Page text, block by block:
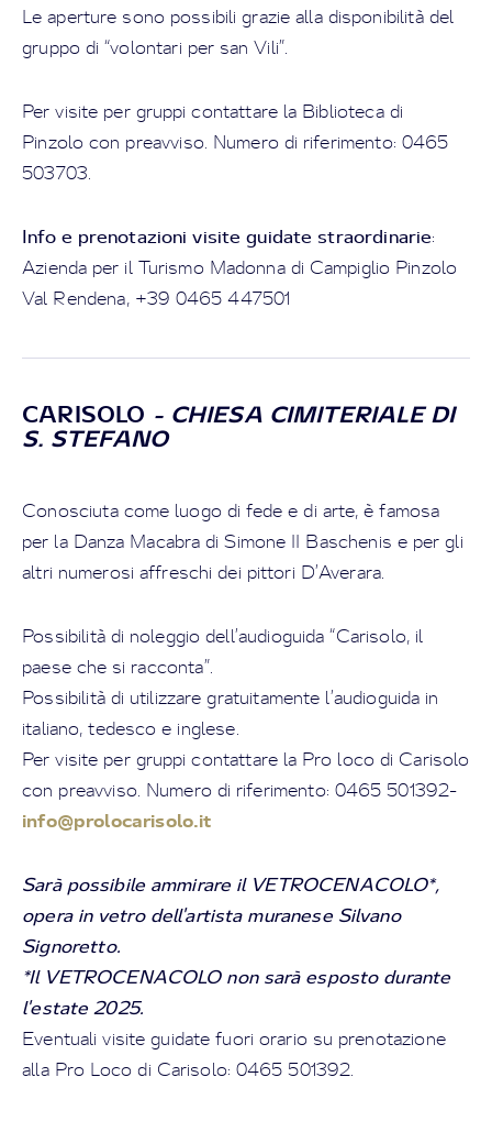
Le aperture sono possibili grazie alla disponibilità del
gruppo di “volontari per san Vili”.
Per visite per gruppi contattare la Biblioteca di
Pinzolo con preavviso. Numero di riferimento: 0465
503703.
Info e prenotazioni visite guidate straordinarie:
Azienda per il Turismo Madonna di Campiglio Pinzolo
Val Rendena, +39 0465 447501
CARISOLO - CHIESA CIMITERIALE DI
S. STEFANO
Conosciuta come luogo di fede e di arte, è famosa
per la Danza Macabra di Simone II Baschenis e per gli
altri numerosi affreschi dei pittori D’Averara.
Possibilità di noleggio dell’audioguida “Carisolo, il
paese che si racconta”.
Possibilità di utilizzare gratuitamente l’audioguida in
italiano, tedesco e inglese.
Per visite per gruppi contattare la Pro loco di Carisolo
con preavviso. Numero di riferimento: 0465 501392-
info@prolocarisolo.it
Sarà possibile ammirare il VETROCENACOLO*,
opera in vetro dell'artista muranese Silvano
Signoretto.
*Il VETROCENACOLO non sarà esposto durante
l'estate 2025.
Eventuali visite guidate fuori orario su prenotazione
alla Pro Loco di Carisolo: 0465 501392.